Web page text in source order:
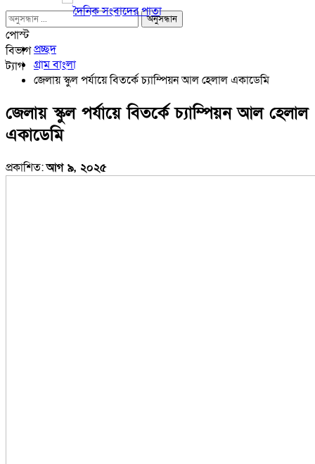
পোস্ট
বিভাগ
ট্যাগ
প্রচ্ছদ
গ্রাম বাংলা
জেলায় স্কুল পর্যায়ে বিতর্কে চ্যাম্পিয়ন আল হেলাল একাডেমি
জেলায় স্কুল পর্যায়ে বিতর্কে চ্যাম্পিয়ন আল হেলাল
একাডেমি
প্রকাশিত:আগ ৯, ২০২৫